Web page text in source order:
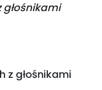
z głośnikami